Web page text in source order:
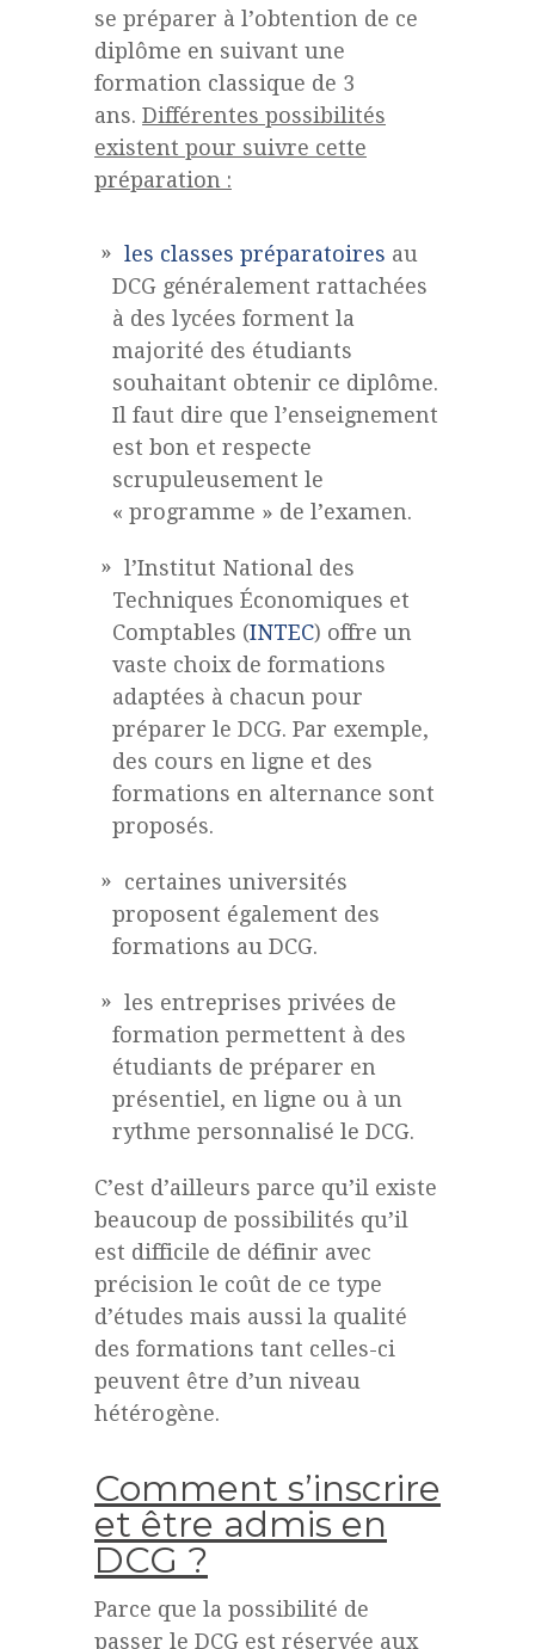
se préparer à l’obtention de ce
diplôme en suivant une
formation classique de 3
ans. Différentes possibilités
existent pour suivre cette
préparation :
les classes préparatoires au
DCG généralement rattachées
à des lycées forment la
majorité des étudiants
souhaitant obtenir ce diplôme.
Il faut dire que l’enseignement
est bon et respecte
scrupuleusement le
« programme » de l’examen.
l’Institut National des
Techniques Économiques et
Comptables (INTEC) offre un
vaste choix de formations
adaptées à chacun pour
préparer le DCG. Par exemple,
des cours en ligne et des
formations en alternance sont
proposés.
certaines universités
proposent également des
formations au DCG.
les entreprises privées de
formation permettent à des
étudiants de préparer en
présentiel, en ligne ou à un
rythme personnalisé le DCG.
C’est d’ailleurs parce qu’il existe
beaucoup de possibilités qu’il
est difficile de définir avec
précision le coût de ce type
d’études mais aussi la qualité
des formations tant celles-ci
peuvent être d’un niveau
hétérogène.
Comment s’inscrire
et être admis en
DCG ?
Parce que la possibilité de
passer le DCG est réservée aux